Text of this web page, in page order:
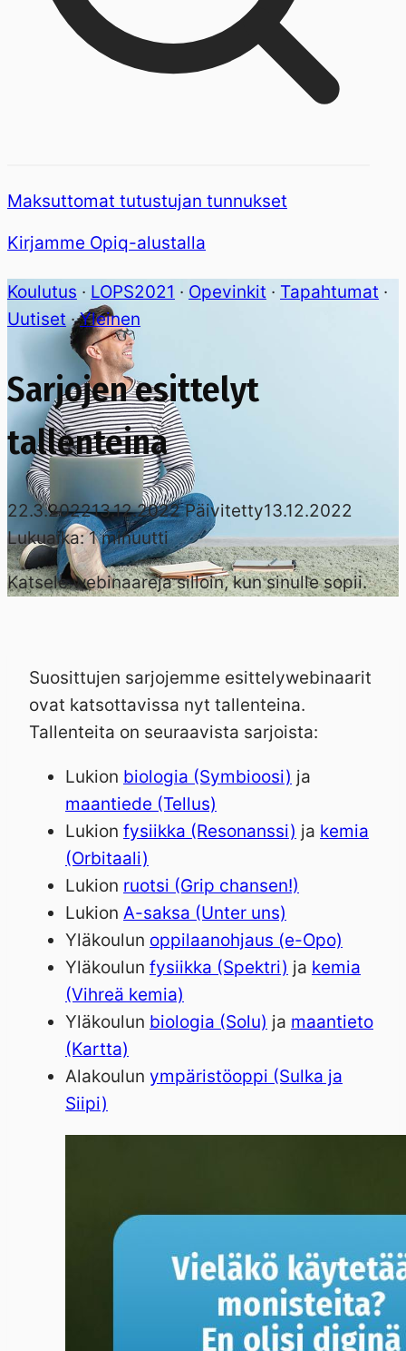
Maksuttomat tutustujan tunnukset
Kirjamme Opiq-alustalla
Koulutus · LOPS2021 · Opevinkit · Tapahtumat ·
Uutiset·Yleinen
Sarjojen esittelyt
tallenteina
22.3.202213.12.2022 Päivitetty13.12.2022
Lukuaika:1minuutti
Katsele webinaareja silloin, kun sinulle sopii.
Suosittujen sarjojemme esittelywebinaarit
ovat katsottavissa nyt tallenteina.
Tallenteita on seuraavista sarjoista:
Lukion biologia (Symbioosi) ja
maantiede (Tellus)
Lukion fysiikka (Resonanssi) ja kemia
(Orbitaali)
Lukion ruotsi (Grip chansen!)
Lukion A-saksa (Unter uns)
Yläkoulun oppilaanohjaus (e-Opo)
Yläkoulun fysiikka (Spektri) ja kemia
(Vihreä kemia)
Yläkoulun biologia (Solu) ja maantieto
(Kartta)
Alakoulun ympäristöoppi (Sulka ja
Siipi)